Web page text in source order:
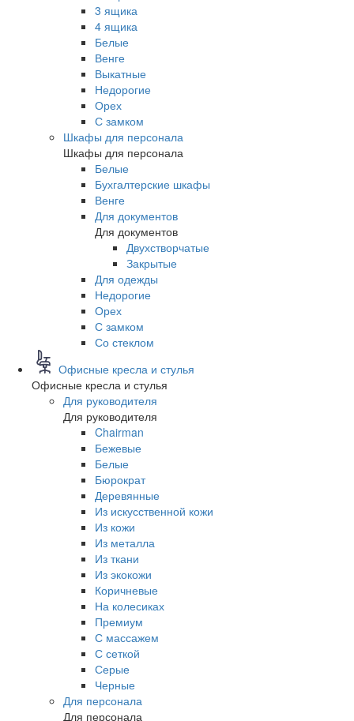
3 ящика
4 ящика
Белые
Венге
Выкатные
Недорогие
Орех
С замком
Шкафы для персонала
Шкафы для персонала
Белые
Бухгалтерские шкафы
Венге
Для документов
Для документов
Двухстворчатые
Закрытые
Для одежды
Недорогие
Орех
С замком
Со стеклом
Офисные кресла и стулья
Офисные кресла и стулья
Для руководителя
Для руководителя
Chairman
Бежевые
Белые
Бюрократ
Деревянные
Из искусственной кожи
Из кожи
Из металла
Из ткани
Из экокожи
Коричневые
На колесиках
Премиум
С массажем
С сеткой
Серые
Черные
Для персонала
Для персонала